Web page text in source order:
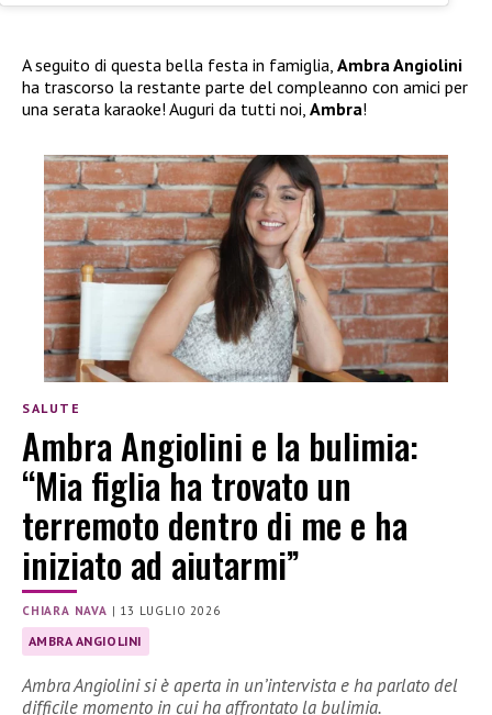
A seguito di questa bella festa in famiglia, Ambra Angiolini
ha trascorso la restante parte del compleanno con amici per
una serata karaoke! Auguri da tutti noi, Ambra!
SALUTE
Ambra Angiolini e la bulimia:
“Mia figlia ha trovato un
terremoto dentro di me e ha
iniziato ad aiutarmi”
CHIARA NAVA | 13 LUGLIO 2026
AMBRA ANGIOLINI
Ambra Angiolini si è aperta in un’intervista e ha parlato del
difficile momento in cui ha affrontato la bulimia.